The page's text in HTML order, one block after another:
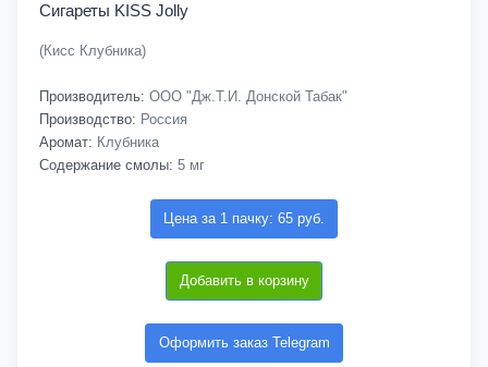
Сигареты KISS Jolly
(Кисс Клубника)
Производитель: ООО "Дж.Т.И. Донской Табак"
Производство: Россия
Аромат: Клубника
Содержание смолы: 5 мг
Цена за 1 пачку: 65 руб.
Добавить в корзину
Оформить заказ Telegram